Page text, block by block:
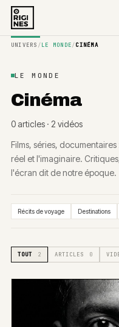
UNIVERS /LE MONDE/CINÉMA
LE MONDE
Cinéma
0articles· 2 vidéos
Films, séries,
réel et l'imaginaire.
l'écran dit de notre époque.
Récits de voyage Destinations
TOUT 2 ARTICLES 0